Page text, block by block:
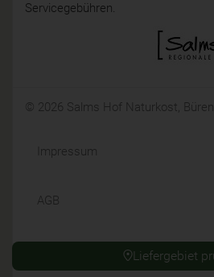
Liefergebiet
Servicegebühren.
© 2026 Salms Hof Naturkost,
Impressum
AGB